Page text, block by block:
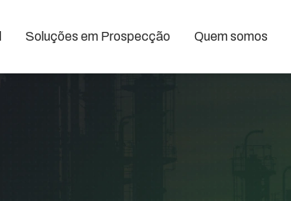
Soluções em Prospecção Quem somos